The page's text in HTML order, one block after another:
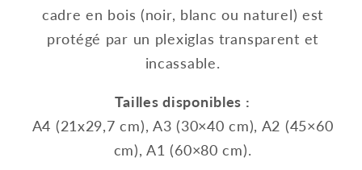
cadre en bois (noir, blanc ou naturel) est
protégé par un plexiglas transparent et
incassable.
Tailles disponibles :
A4 (21x29,7 cm), A3 (30×40 cm), A2 (45×60
cm), A1 (60×80 cm).